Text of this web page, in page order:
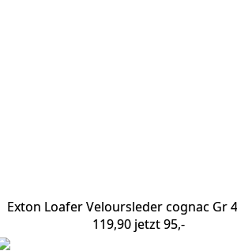
Exton Loafer Veloursleder cognac Gr
119,90 jetzt 95,-